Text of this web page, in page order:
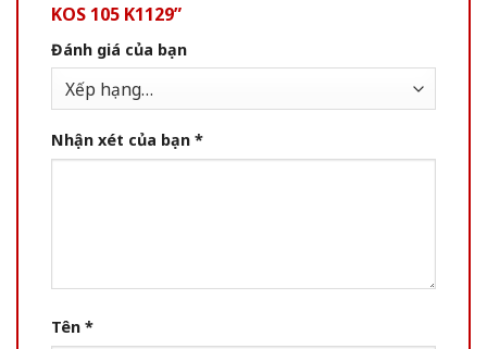
KOS 105 K1129”
Đánh giá của bạn
Nhận xét của bạn *
Tên *